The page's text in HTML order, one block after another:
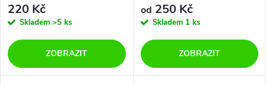
220 Kč
Skladem >5 ks
ZOBRAZIT
od 250 Kč
Skladem 1 ks
ZOBRAZIT